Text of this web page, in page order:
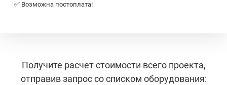
✅ Возможна постоплата!
Получите расчет стоимости всего проекта,
отправив запрос со списком оборудования: